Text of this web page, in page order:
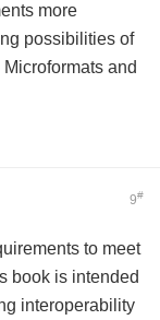
more
possibilities of
and
9#
to meet
book is intended
interoperability